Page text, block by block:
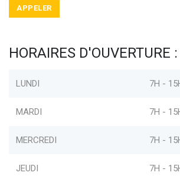
APPELER
HORAIRES D'OUVERTURE :
LUNDI 7H -
MARDI 7H -
MERCREDI 7H -
JEUDI 7H -